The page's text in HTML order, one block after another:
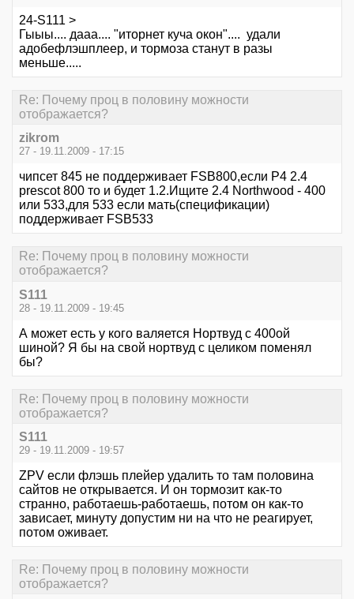
24-S111 >
Гыыы.... дааа.... "иторнет куча окон".... удали
адобефлэшплеер, и тормоза станут в разы
меньше.....
Re: Почему проц в половину можности
отображается?
zikrom
27 - 19.11.2009 - 17:15
чипсет 845 не поддерживает FSB800,если P4 2.4
prescot 800 то и будет 1.2.Ищите 2.4 Northwood - 400
или 533,для 533 если мать(спецификации)
поддерживает FSB533
Re: Почему проц в половину можности
отображается?
S111
28 - 19.11.2009 - 19:45
А может есть у кого валяется Нортвуд с 400ой
шиной? Я бы на свой нортвуд с целиком поменял
бы?
Re: Почему проц в половину можности
отображается?
S111
29 - 19.11.2009 - 19:57
ZPV если флэшь плейер удалить то там половина
сайтов не открывается. И он тормозит как-то
странно, работаешь-работаешь, потом он как-то
зависает, минуту допустим ни на что не реагирует,
потом оживает.
Re: Почему проц в половину можности
отображается?